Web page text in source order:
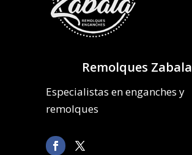
Remolques Zabala
Especialistas en enganches y
remolques